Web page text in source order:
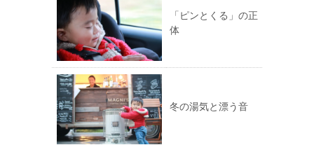
「ピンとくる」の正
体
冬の湯気と漂う音